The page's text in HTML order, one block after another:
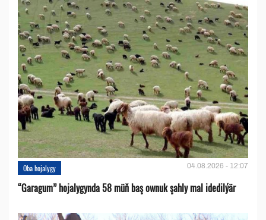
Oba hojalygy 04.08.2026 - 12:07
“Garagum” hojalygynda 58 müň baş ownuk şahly mal idedilýär